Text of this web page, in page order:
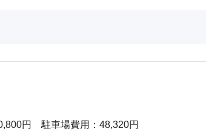
円　駐車場費用：48,320円